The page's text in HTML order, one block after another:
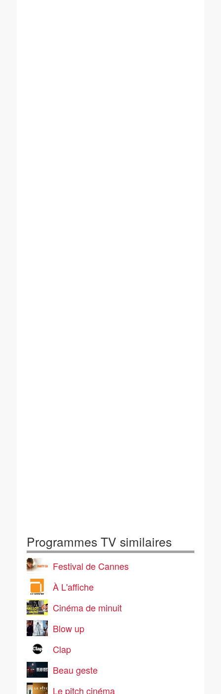
Programmes TV similaires
Festival de Cannes
À L'affiche
Cinéma de minuit
Blow up
Clap
Beau geste
Le pitch cinéma